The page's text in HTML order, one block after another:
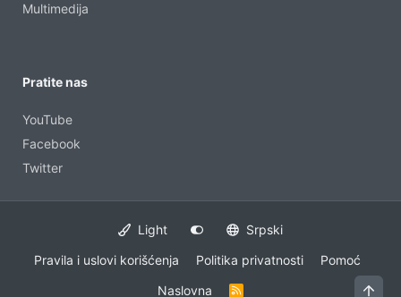
Multimedija
Pratite nas
YouTube
Facebook
Twitter
Light
Srpski
Pravila i uslovi korišćenja
Politika privatnosti
Pomoć
Naslovna
R